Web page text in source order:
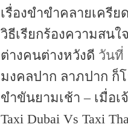
เรื่องขำขำคลายเครีย
วิธีเรียกร้องความสนใ
ต่างคนต่างหวังดี วันที่
มงคลปาก ลาภปาก ก็
ขำขันยามเช้า – เมื่อเ
Taxi Dubai Vs Taxi